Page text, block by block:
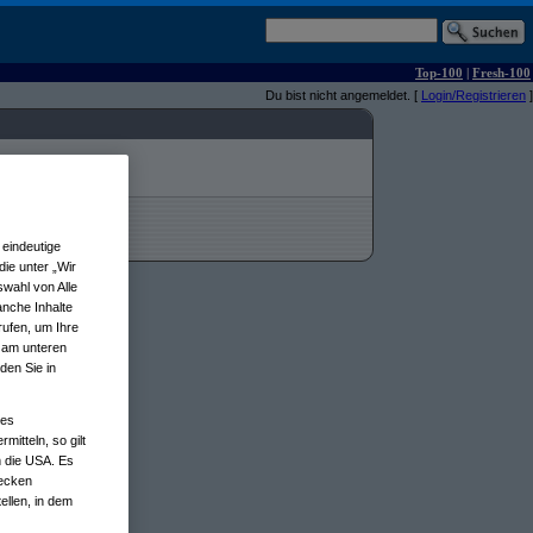
Top-100 | Fresh-100
Du bist nicht angemeldet. [ Login/Registrieren ]
unter „Wir
von Alle
Inhalte
um Ihre
unteren
Sie in
so gilt
die USA. Es
in dem